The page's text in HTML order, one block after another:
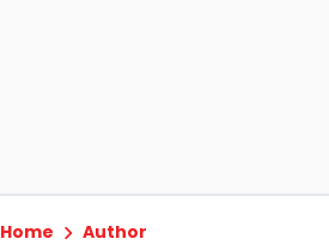
Home Author